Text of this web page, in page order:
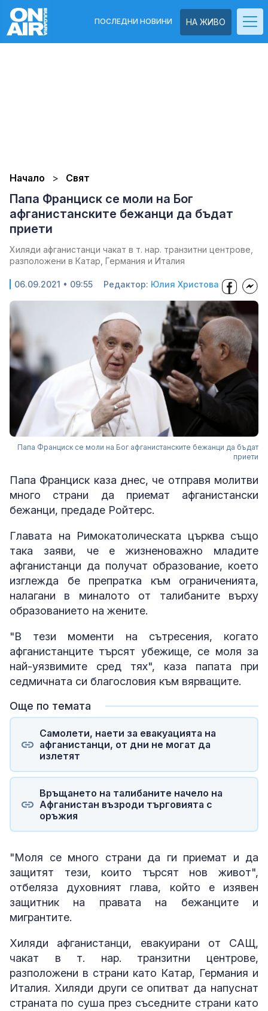
НА ЖИВО
ПОСЛЕДНИ НОВИНИ
Начало Свят
Папа Франциск се моли на Бог
афганистанските бежанци да бъдат
приети
Хиляди афганистанци чакат в т. нар. транзитни центрове,
разположени в Катар, Германия и Италия
06.09.2021 • 09:55 Редактор: Юлия Христова
Папа Франциск се моли на Бог афганистанските бежанци да бъдат
приети
Папа Франциск каза днес, че отправя молитви
много страни да приемат афганистански
бежанци, предаде Ройтерс.
Главата на Римокатолическата църква също
така заяви, че е жизненоважно младите
афганистанци да получат образование, което
изглежда бе препратка към ограниченията,
налагани в миналото от талибаните върху
образованието на жените.
"В тези моменти на сътресения, когато
афганистанците търсят убежище, се моля за
най-уязвимите сред тях", каза папата при
седмичната си благословия към вярващите.
Още по темата
Самолети, наети за евакуацията на
афганистанци, от дни не могат да
излетят
Връщането на талибаните начело на
Афганистан възроди търговията с
оръжия
"Моля се много страни да ги приемат и да
защитят тези, които търсят нов живот",
отбеляза духовният глава, който е изявен
защитник на правата на бежанците и
мигрантите.
Хиляди афганистанци, евакуирани от САЩ,
чакат в т. нар. транзитни центрове,
разположени в страни като Катар, Германия и
Италия. Хиляди други се опитват да напуснат
страната по суша през съседните страни като